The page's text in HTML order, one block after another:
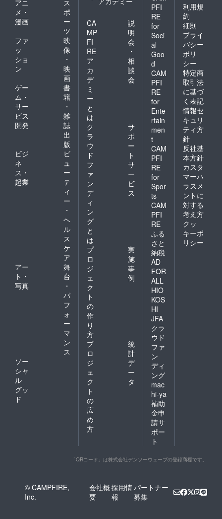
アニ
メ・
漫画
ス
ポ
ー
ツ
ファ
ッ
ショ
ン
映
像
・
映
画
ゲー
ム・
サー
ビス
開発
書
籍
・
雑
誌
出
版
ビジ
ネ
ス・
起業
ビ
ュ
ー
テ
ィ
ー
・
ヘ
ル
ス
ケ
ア
アー
ト・
写真
舞
台
・
パ
フ
ォ
ー
マ
ン
ス
ソー
シャ
ル
グッ
ド
CA
MP
FI
RE
ア
カ
デ
ミ
ー
と
は
説
明
会
・
相
談
会
ク
ラ
ウ
ド
フ
ァ
ン
デ
ィ
ン
グ
と
は
サ
ポ
ー
ト
サ
ー
ビ
ス
プ
ロ
ジ
ェ
ク
ト
の
作
り
方
実
施
事
例
プ
ロ
ジ
ェ
ク
ト
の
広
め
方
統
計
デ
ー
タ
PFI
RE
for
Soci
al
Goo
d
CAM
PFI
RE
for
Ente
rtain
men
t
CAM
PFI
RE
for
Spor
ts
CAM
PFI
RE
ふる
さと
納税
AD
FOR
ALL
HIO
KOS
HI
JFA
クラ
ウド
ファ
ン
ディ
ング
mac
hi-ya
補助
金申
請サ
ポー
ト
利用規
約
細則
プライ
バシー
ポリ
シー
特定商
取引法
に基づ
く表記
情報セ
キュリ
ティ方
針
反社基
本方針
カスタ
マーハ
ラスメ
ントに
対する
考え方
クッ
キーポ
リシー
「QRコード」は株式会社デンソーウェーブの登録商標です。
© CAMPFIRE,
Inc.
会社概
要
採用情
報
パートナー
募集